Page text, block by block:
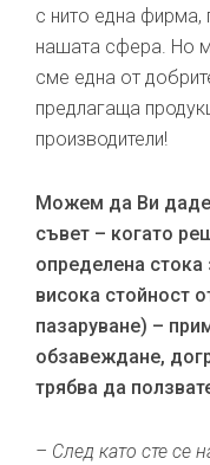
с нито една фирма,
нашата сфера. Но
сме една от
предлагаща
производители!
Можем да Ви
съвет – когато
определена
висока стойност
пазаруване) –
обзавеждане,
трябва да
– След като сте се